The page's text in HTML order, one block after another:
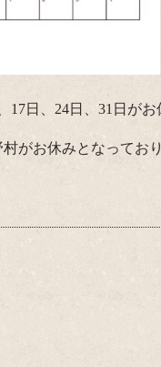
17日、24日、31日が
村がお休みとなってお